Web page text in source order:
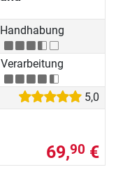
Handhabung
Verarbeitung
5,0
69,90 €